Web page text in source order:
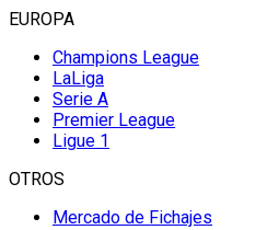
EUROPA
Champions League
LaLiga
Serie A
Premier League
Ligue 1
OTROS
Mercado de Fichajes